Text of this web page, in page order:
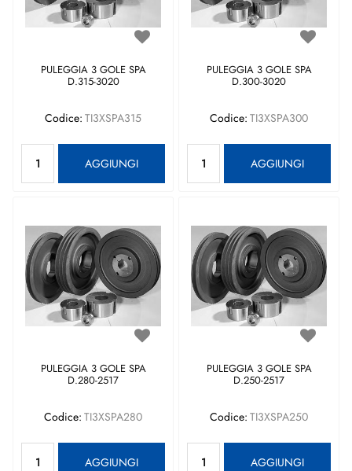
PULEGGIA 3 GOLE SPA
D.315-3020
Codice: TI3XSPA315
AGGIUNGI
PULEGGIA 3 GOLE SPA
D.300-3020
Codice: TI3XSPA300
AGGIUNGI
PULEGGIA 3 GOLE SPA
D.280-2517
Codice: TI3XSPA280
AGGIUNGI
PULEGGIA 3 GOLE SPA
D.250-2517
Codice: TI3XSPA250
AGGIUNGI